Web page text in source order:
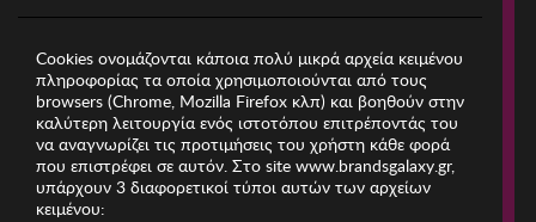
Cookies ονομάζονται κάποια πολύ μικρά αρχεία κειμένου
πληροφορίας τα οποία χρησιμοποιούνται από τους
browsers (Chrome, Mozilla Firefox κλπ) και βοηθούν στην
καλύτερη λειτουργία ενός ιστοτόπου επιτρέποντάς του
να αναγνωρίζει τις προτιμήσεις του χρήστη κάθε φορά
που επιστρέφει σε αυτόν. Στο site www.brandsgalaxy.gr,
υπάρχουν 3 διαφορετικοί τύποι αυτών των αρχείων
κειμένου: